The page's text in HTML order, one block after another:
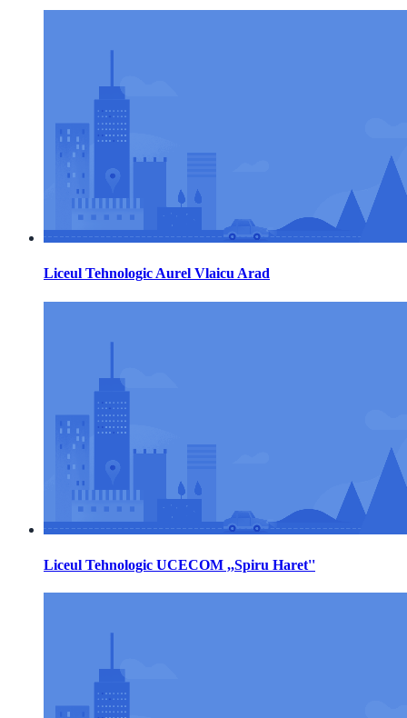
Liceul Tehnologic Aurel Vlaicu Arad
Liceul Tehnologic UCECOM ,,Spiru Haret''